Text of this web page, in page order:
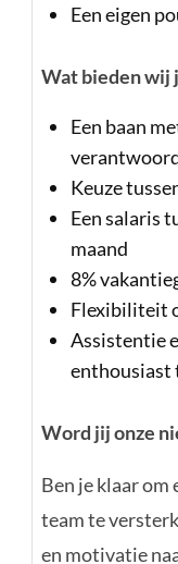
Een eigen
Wat bieden wij
Een baan
Keuze
Een salaris
maand
8%
Flexibiliteit
Assistentie
enthousiast
Word jij onze
Ben je klaar om
team te
en motivatie